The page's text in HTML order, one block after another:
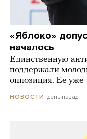
«Яблоко»
началось
Единственную
поддержали
оппозиция. Ее уже
НОВОСТИ день назад